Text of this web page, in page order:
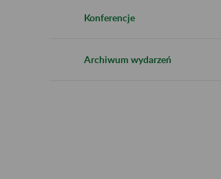
Konferencje
Archiwum wydarzeń